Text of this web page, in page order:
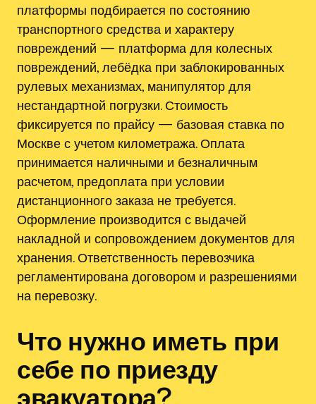
платформы подбирается по состоянию
транспортного средства и характеру
повреждений — платформа для колесных
повреждений, лебёдка при заблокированных
рулевых механизмах, манипулятор для
нестандартной погрузки. Стоимость
фиксируется по прайсу — базовая ставка по
Москве с учетом километража. Оплата
принимается наличными и безналичным
расчетом, предоплата при условии
дистанционного заказа не требуется.
Оформление производится с выдачей
накладной и сопровождением документов для
хранения. Ответственность перевозчика
регламентирована договором и разрешениями
на перевозку.
Что нужно иметь при
себе по приезду
эвакуатора?